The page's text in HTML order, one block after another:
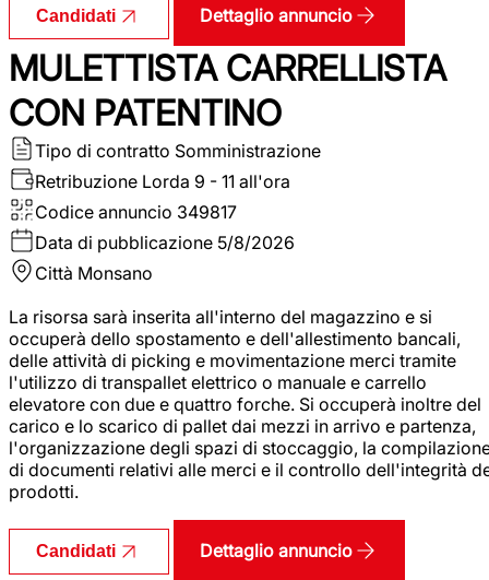
Candidati Dettaglio annuncio
MULETTISTA CARRELLISTA
CON PATENTINO
Tipo di contratto Somministrazione
Retribuzione Lorda 9 - 11 all'ora
Codice annuncio 349817
Data di pubblicazione 5/8/2026
Città Monsano
La risorsa sarà inserita all'interno del magazzino e si
occuperà dello spostamento e dell'allestimento bancali,
delle attività di picking e movimentazione merci tramite
l'utilizzo di transpallet elettrico o manuale e carrello
elevatore con due e quattro forche. Si occuperà inoltre del
carico e lo scarico di pallet dai mezzi in arrivo e partenza,
l'organizzazione degli spazi di stoccaggio, la
di documenti relativi alle merci e il controllo dell'integrità
prodotti.
Candidati Dettaglio annuncio